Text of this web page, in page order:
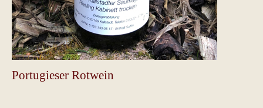
Portugieser Rotwein